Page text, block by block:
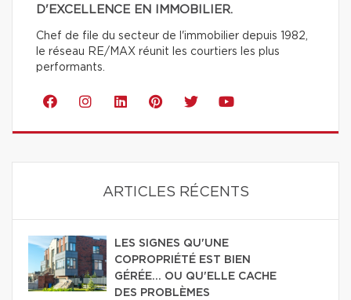
D'EXCELLENCE EN IMMOBILIER.
Chef de file du secteur de l'immobilier depuis 1982,
le réseau RE/MAX réunit les courtiers les plus
performants.
ARTICLES RÉCENTS
LES SIGNES QU'UNE
COPROPRIÉTÉ EST BIEN
GÉRÉE… OU QU'ELLE CACHE
DES PROBLÈMES